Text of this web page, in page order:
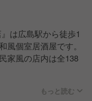
は広島駅から徒歩1
風個室居酒屋です。
家風の店内は全138
やデートなど様々な
もっと読む